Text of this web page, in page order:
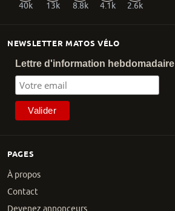
PAGES
À propos
Contact
Devenez annonceurs
NEWSLETTER MATOS VÉLO
Lettre d'information hebdomadaire
40k 13k 8.8k 4.1k 2.6k